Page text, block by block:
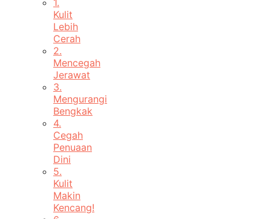
Kulit
Lebih
Cerah
2.
Mencegah
Jerawat
3.
Mengurangi
Bengkak
4.
Cegah
Penuaan
Dini
5.
Kulit
Makin
Kencang!